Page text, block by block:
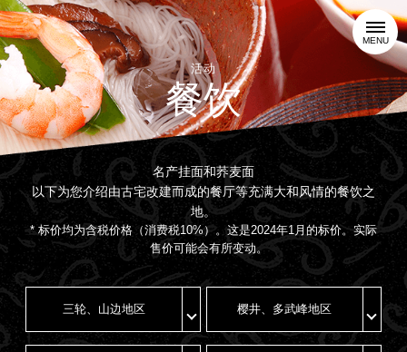
MENU
活动
餐饮
名产挂面和荞麦面
以下为您介绍由古宅改建而成的餐厅等充满大和风情的餐饮之
地。
* 标价均为含税价格（消费税10%）。这是2024年1月的标价。实际
售价可能会有所变动。
三轮、山边地区 樱井、多武峰地区